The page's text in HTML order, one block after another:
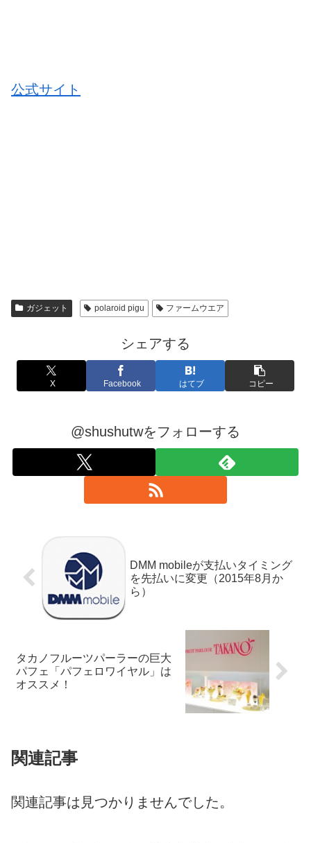
公式サイト
ガジェット polaroid pigu ファームウエア
シェアする
X Facebook はてブ コピー
@shushutwをフォローする
DMM mobileが支払いタイミング
を先払いに変更（2015年8月か
ら）
タカノフルーツパーラーの巨大
パフェ「パフェロワイヤル」は
オススメ！
関連記事
関連記事は見つかりませんでした。